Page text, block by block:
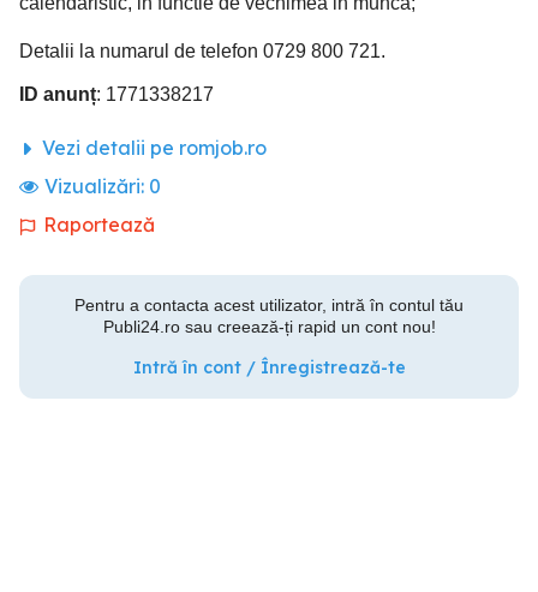
Detalii la numarul de telefon 0729 800 721.
ID anunț: 1771338217
Vezi detalii pe romjob.ro
Vizualizări: 0
Raportează
Pentru a contacta acest utilizator, intră în contul tău
Publi24.ro sau creează-ți rapid un cont nou!
Intră în cont / Înregistrează-te